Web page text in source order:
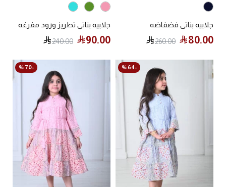
جلابيه بناتي فضفاضه
80.00
260.00
جلابيه بناتي تطريز ورود مفرغه
90.00
240.00
-64 %
-70 %